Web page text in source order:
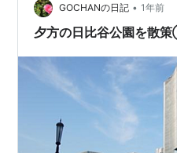
GOCHANの日記 • 1年前
夕方の日比谷公園を散